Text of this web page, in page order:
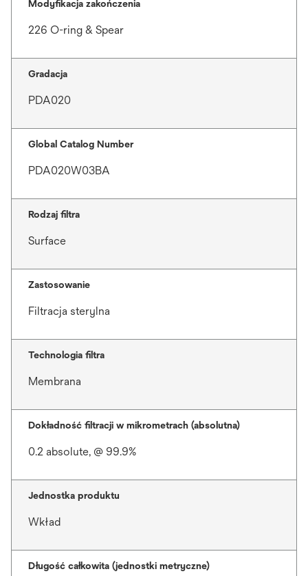
Modyfikacja zakończenia
226 O-ring & Spear
Gradacja
PDA020
Global Catalog Number
PDA020W03BA
Rodzaj filtra
Surface
Zastosowanie
Filtracja sterylna
Technologia filtra
Membrana
Dokładność filtracji w mikrometrach (absolutna)
0.2 absolute, @ 99.9%
Jednostka produktu
Wkład
Długość całkowita (jednostki metryczne)